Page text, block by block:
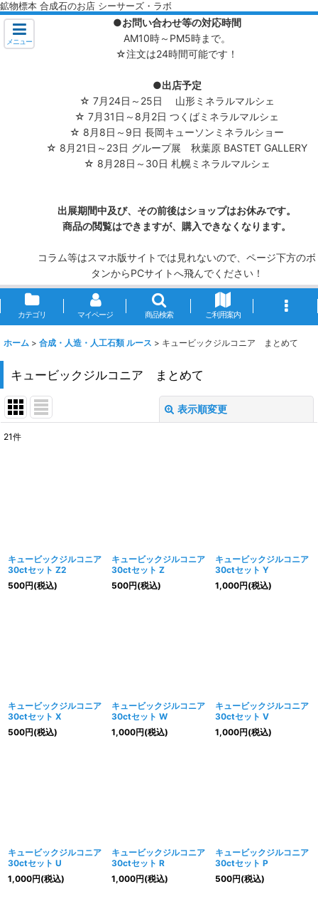
鉱物標本 合成石のお店 シーサーズ・ラボ
メニュー
●お問い合わせ等の対応時間
AM10時～PM5時まで。
☆注文は24時間可能です！
●出店予定
☆ 7月24日～25日 山形ミネラルマルシェ
☆ 7月31日～8月2日 つくばミネラルマルシェ
☆ 8月8日～9日 長岡キューソンミネラルショー
☆ 8月21日～23日 グループ展 秋葉原 BASTET GALLERY
☆ 8月28日～30日 札幌ミネラルマルシェ
出展期間中及び、その前後はショップはお休みです。
商品の閲覧はできますが、購入できなくなります。
コラム等はスマホ版サイトでは見れないので、ページ下方のボ
タンからPCサイトへ飛んでください！
カテゴリ マイページ 商品検索 ご利用案内
ホーム > 合成・人造・人工石類 ルース > キュービックジルコニア まとめて
キュービックジルコニア まとめて
表示順変更
21件
キュービックジルコニア
30ctセット Z2
500円(税込)
キュービックジルコニア
30ctセット Z
500円(税込)
キュービックジルコニア
30ctセット Y
1,000円(税込)
キュービックジルコニア
30ctセット X
500円(税込)
キュービックジルコニア
30ctセット W
1,000円(税込)
キュービックジルコニア
30ctセット V
1,000円(税込)
キュービックジルコニア
30ctセット U
1,000円(税込)
キュービックジルコニア
30ctセット R
1,000円(税込)
キュービックジルコニア
30ctセット P
500円(税込)